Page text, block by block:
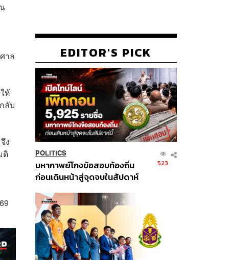
าล
ห้
ลับ
ง
ติ
EDITOR'S PICK
POLITICS
มหากาพย์โกงข้อสอบท้องถิ่น
ก่อนเดินหน้าสู่จุดจบในสัปดาห์
523